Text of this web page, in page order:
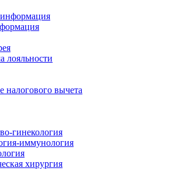
лояльности
налогового вычета
гинекология
иммунология
хирургия